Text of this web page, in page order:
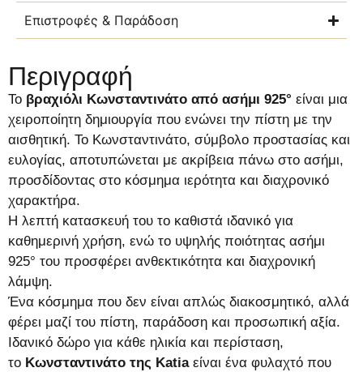
Επιστροφές & Παράδοση
Περιγραφή
Το βραχιόλι Κωνσταντινάτο από ασήμι 925° είναι μια
χειροποίητη δημιουργία που ενώνει την πίστη με την
αισθητική. Το Κωνσταντινάτο, σύμβολο προστασίας και
ευλογίας, αποτυπώνεται με ακρίβεια πάνω στο ασήμι,
προσδίδοντας στο κόσμημα ιερότητα και διαχρονικό
χαρακτήρα.
Η λεπτή κατασκευή του το καθιστά ιδανικό για
καθημερινή χρήση, ενώ το υψηλής ποιότητας ασήμι
925° του προσφέρει ανθεκτικότητα και διαχρονική
λάμψη.
Ένα κόσμημα που δεν είναι απλώς διακοσμητικό, αλλά
φέρει μαζί του πίστη, παράδοση και προσωπική αξία.
Ιδανικό δώρο για κάθε ηλικία και περίσταση,
το Κωνσταντινάτο της Katiaείναι ένα φυλαχτό που